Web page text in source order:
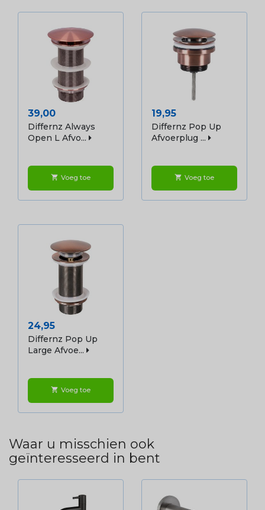
Prijs
39,00
Differnz Always
Open L Afvo...
shopping_cart Voeg toe
Prijs
19,95
Differnz Pop Up
Afvoerplug ...
shopping_cart Voeg toe
Prijs
24,95
Differnz Pop Up
Large Afvoe...
shopping_cart Voeg toe
Waar u misschien ook
geïnteresseerd in bent